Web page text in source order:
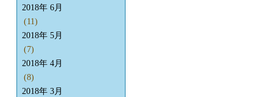
2018年 6月
(11)
2018年 5月
(7)
2018年 4月
(8)
2018年 3月